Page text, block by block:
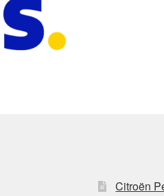
Citroën